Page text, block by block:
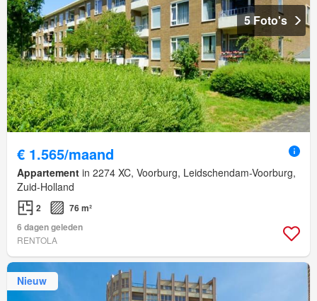
5 Foto's
€ 1.565/maand
Appartement in 2274 XC, Voorburg, Leidschendam-Voorburg,
Zuid-Holland
2
76 m²
6 dagen geleden
RENTOLA
Nieuw